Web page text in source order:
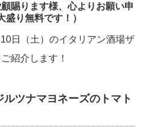
賜ります様、心よりお願い申
り無料です！）
日（土）のイタリアン酒場ザ
紹介します！
ツナマヨネーズのトマト